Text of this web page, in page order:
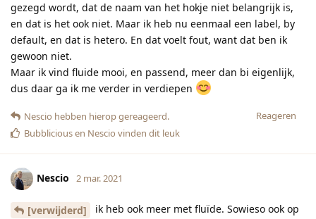
gezegd wordt, dat de naam van het hokje niet belangrijk is,
en dat is het ook niet. Maar ik heb nu eenmaal een label, by
default, en dat is hetero. En dat voelt fout, want dat ben ik
gewoon niet.
Maar ik vind fluide mooi, en passend, meer dan bi eigenlijk,
dus daar ga ik me verder in verdiepen
Reageren
Nescio hebben hierop gereageerd.
Bubbliciousen Nescio vinden dit leuk
Nescio 2 mar. 2021
[verwijderd]
ik heb ook meer met fluïde. Sowieso ook op